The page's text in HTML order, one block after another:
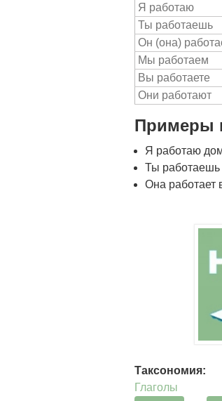
Я работаю
Ты работаешь
Он (она)
Мы работаем
Вы работаете
Они работают
Примеры
Я работаю
Ты работаешь
Она работает
Таксономия:
Глаголы